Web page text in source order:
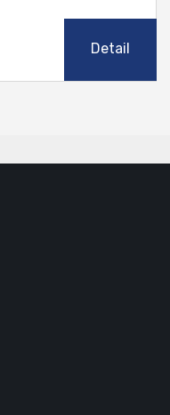
Detail